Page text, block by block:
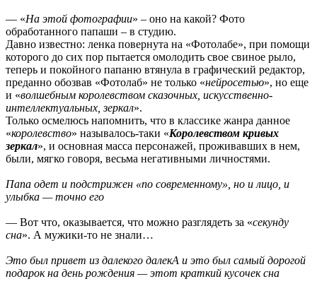
— «На этой фотографии» – оно на какой? Фото
обработанного папаши – в студию.
Давно известно: ленка повернута на «Фотолабе», при помощи
которого до сих пор пытается омолодить свое свиное рыло,
теперь и покойного папаню втянула в графический редактор,
преданно обозвав «Фотолаб» не только «нейросетью», но еще
и «волшебным королевством сказочных, искусственно-
интеллектуальных, зеркал».
Только осмелюсь напомнить, что в классике жанра данное
«королевство» называлось-таки «Королевством кривых
зеркал», и основная масса персонажей, проживавших в нем,
были, мягко говоря, весьма негативными личностями.
Папа одет и подстрижен «по современному», но и лицо, и
улыбка — точно его
— Вот что, оказывается, что можно разглядеть за «секунду
сна». А мужики-то не знали…
Это был привет из далекого далекА и это был самый дорогой
подарок на день рождения — этот краткий кусочек сна